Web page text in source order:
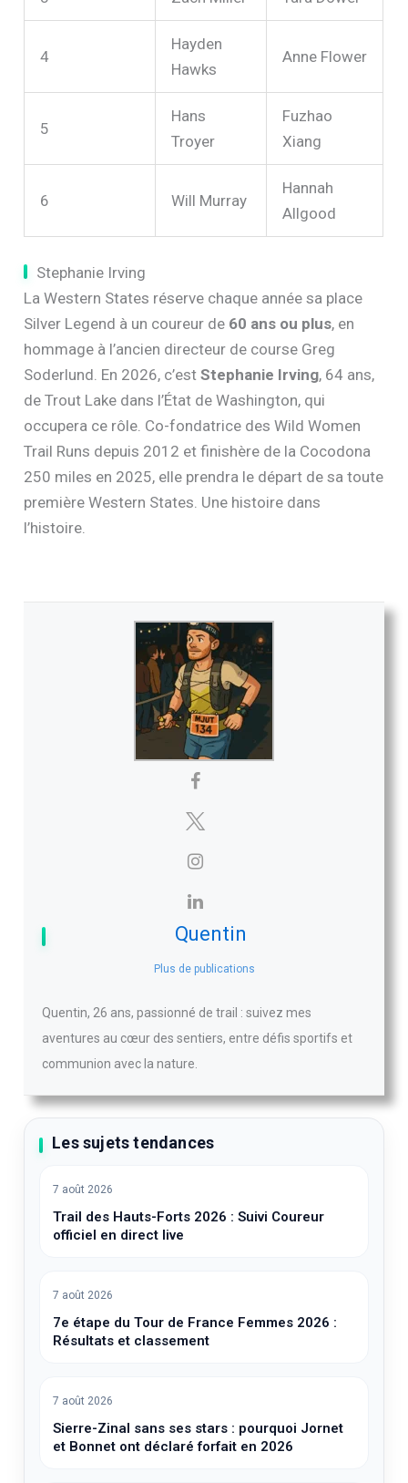
4
Hayden
Hawks
Anne Flower
5
Hans
Troyer
Fuzhao
Xiang
6 Will Murray
Hannah
Allgood
Stephanie Irving
La Western States réserve chaque année sa place
Silver Legend à un coureur de 60 ans ou plus, en
hommage à l’ancien directeur de course Greg
Soderlund. En 2026, c’estStephanie Irving, 64 ans,
de Trout Lake dans l’État de Washington, qui
occupera ce rôle. Co-fondatrice des Wild Women
Trail Runs depuis 2012 et finishère de la Cocodona
250 miles en 2025, elle prendra le départ de sa toute
première Western States. Une histoire dans
l’histoire.
Quentin
Plus de publications
Quentin, 26 ans, passionné de trail : suivez mes
aventures au cœur des sentiers, entre défis sportifs et
communion avec la nature.
Les sujets tendances
7 août 2026
Trail des Hauts-Forts 2026 : Suivi Coureur
officiel en direct live
7 août 2026
7e étape du Tour de France Femmes 2026 :
Résultats et classement
7 août 2026
Sierre-Zinal sans ses stars : pourquoi Jornet
et Bonnet ont déclaré forfait en 2026